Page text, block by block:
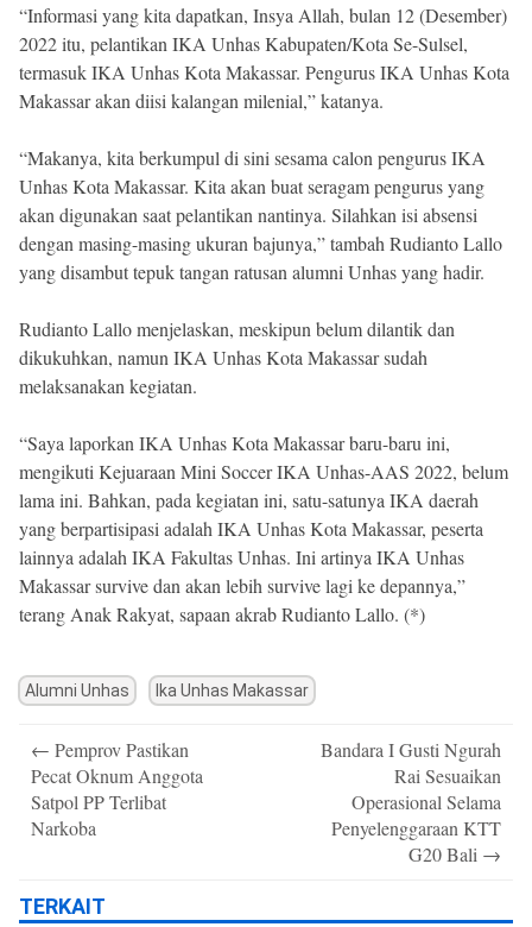
“Informasi yang kita dapatkan, Insya Allah, bulan 12 (Desember)
2022 itu, pelantikan IKA Unhas Kabupaten/Kota Se-Sulsel,
termasuk IKA Unhas Kota Makassar. Pengurus IKA Unhas Kota
Makassar akan diisi kalangan milenial,” katanya.
“Makanya, kita berkumpul di sini sesama calon pengurus IKA
Unhas Kota Makassar. Kita akan buat seragam pengurus yang
akan digunakan saat pelantikan nantinya. Silahkan isi absensi
dengan masing-masing ukuran bajunya,” tambah Rudianto Lallo
yang disambut tepuk tangan ratusan alumni Unhas yang hadir.
Rudianto Lallo menjelaskan, meskipun belum dilantik dan
dikukuhkan, namun IKA Unhas Kota Makassar sudah
melaksanakan kegiatan.
“Saya laporkan IKA Unhas Kota Makassar baru-baru ini,
mengikuti Kejuaraan Mini Soccer IKA Unhas-AAS 2022, belum
lama ini. Bahkan, pada kegiatan ini, satu-satunya IKA daerah
yang berpartisipasi adalah IKA Unhas Kota Makassar, peserta
lainnya adalah IKA Fakultas Unhas. Ini artinya IKA Unhas
Makassar survive dan akan lebih survive lagi ke depannya,”
terang Anak Rakyat, sapaan akrab Rudianto Lallo. (*)
Alumni Unhas Ika Unhas Makassar
navigation
← Pemprov Pastikan
Pecat Oknum Anggota
Satpol PP Terlibat
Narkoba
Bandara I Gusti Ngurah
Rai Sesuaikan
Operasional Selama
Penyelenggaraan KTT
G20 Bali →
TERKAIT